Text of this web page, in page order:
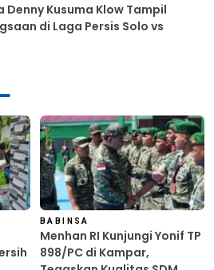
Kusuma Klow Tampil
di Laga Persis Solo vs
BABINSA
Menhan RI Kunjungi Yonif TP
898/PC di Kampar,